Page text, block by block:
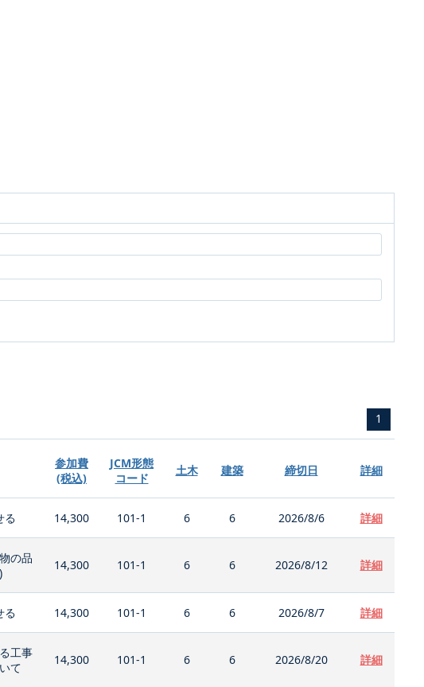
1
参加費
(税込)
JCM形態
コード
土木 建築 締切日 詳細
る 14,300 101-1 6 6 2026/8/6 詳細
の品
14,300 101-1 6 6 2026/8/12 詳細
る 14,300 101-1 6 6 2026/8/7 詳細
工事
て
14,300 101-1 6 6 2026/8/20 詳細